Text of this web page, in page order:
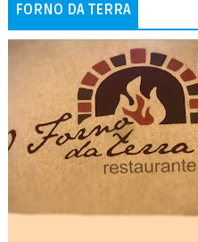
FORNO DA TERRA